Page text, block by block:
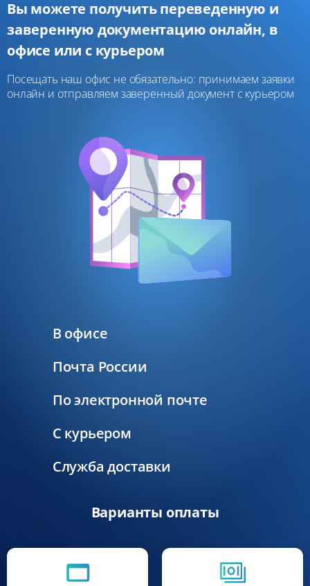
Вы можете получить переведенную и
заверенную документацию онлайн, в
офисе или с курьером
Посещать наш офис не обязательно: принимаем заявки
онлайн и отправляем заверенный документ с курьером
В офисе
Почта России
По электронной почте
С курьером
Служба доставки
Варианты оплаты